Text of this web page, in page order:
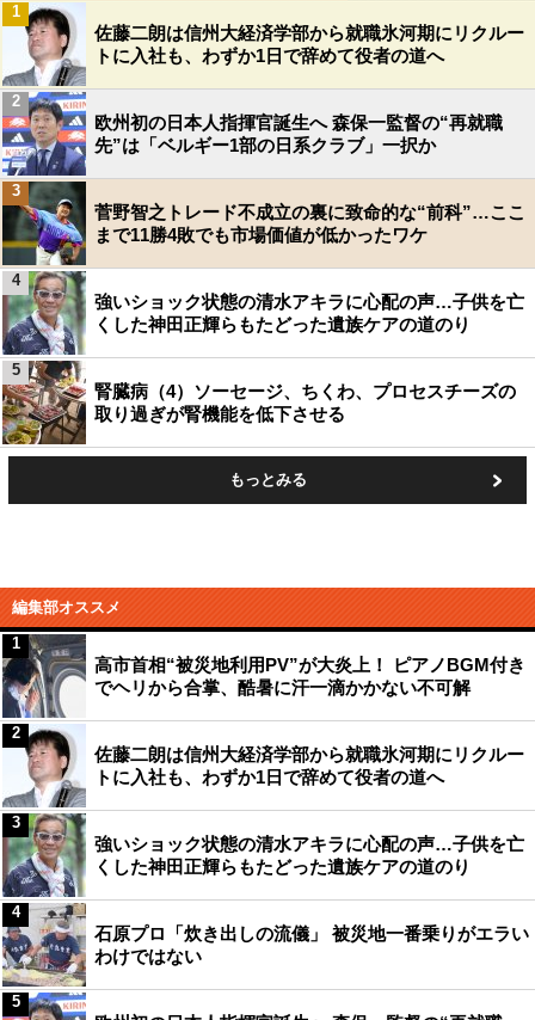
佐藤二朗は信州大経済学部から就職氷河期にリクルー
トに入社も、わずか1日で辞めて役者の道へ
1
欧州初の日本人指揮官誕生へ 森保一監督の“再就職
先”は「ベルギー1部の日系クラブ」一択か
2
菅野智之トレード不成立の裏に致命的な“前科”…ここ
まで11勝4敗でも市場価値が低かったワケ
3
強いショック状態の清水アキラに心配の声…子供を亡
くした神田正輝らもたどった遺族ケアの道のり
4
腎臓病（4）ソーセージ、ちくわ、プロセスチーズの
取り過ぎが腎機能を低下させる
5
もっとみる
編集部オススメ
高市首相“被災地利用PV”が大炎上！ ピアノBGM付き
でヘリから合掌、酷暑に汗一滴かかない不可解
1
佐藤二朗は信州大経済学部から就職氷河期にリクルー
トに入社も、わずか1日で辞めて役者の道へ
2
強いショック状態の清水アキラに心配の声…子供を亡
くした神田正輝らもたどった遺族ケアの道のり
3
石原プロ「炊き出しの流儀」 被災地一番乗りがエラい
わけではない
4
5